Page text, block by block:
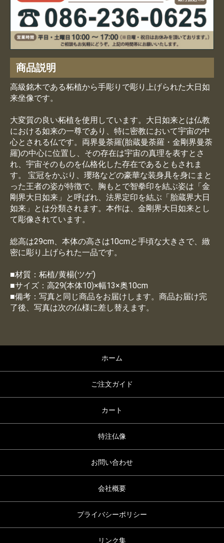
お買い物を続ける カートへ進む
商品説明
高級銘木である柘植から手彫りで彫り上げられた大日如
来坐像です。
大変質の良い柘植を使用しています。大日如来とは仏教
における如来の一尊であり、特に密教において宇宙の中
心とされる仏です。両界曼荼羅(胎蔵曼荼羅・金剛界曼荼
羅)の中心に位置し、その存在は宇宙の真理を表すとさ
れ、宇宙そのものを仏格化した存在であるともされま
す。 宝冠をかぶり、瓔珞などの豪華な装身具を身にまと
った王者の姿が特徴で、胸もとで智拳印を結ぶ姿は「金
剛界大日如来」と呼ばれ、法界定印を結ぶ「胎蔵界大日
如来」とは分類されます。本作は、金剛界大日如来とし
て彫像されています。
総高は29cm、本体の高さは10cmと手頃な大きさで、緻
密に彫り上げられた一品です。
■材質：柘植/黄楊(ツゲ)
■サイズ：高29(本体10)×幅13×奥10cm
■備考：写真と同じ商品をお届けします。商品お届け完
了後、写真は次の仏様に差し替えます。
ホーム
ご注文ガイド
カート
特注仏像
お問い合わせ
会社概要
プライバシーポリシー
リンク集